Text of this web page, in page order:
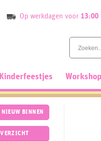
Op werkdagen voor 13:00
Kinderfeestjes
NIEUW BINNEN